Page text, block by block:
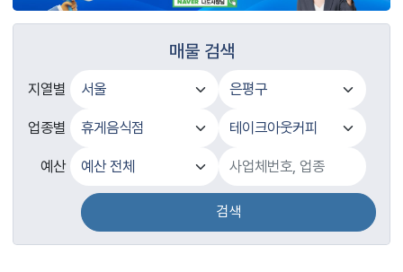
매물 검색
지열별
업종별
예산
검색